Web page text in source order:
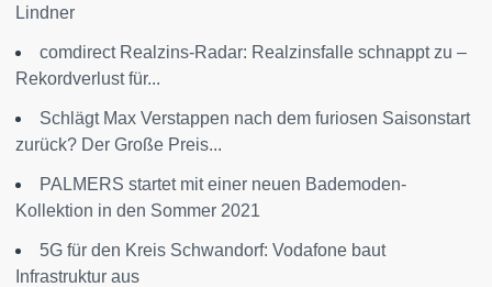
Lindner
comdirect Realzins-Radar: Realzinsfalle schnappt zu –
Rekordverlust für...
Schlägt Max Verstappen nach dem furiosen Saisonstart
zurück? Der Große Preis...
PALMERS startet mit einer neuen Bademoden-
Kollektion in den Sommer 2021
5G für den Kreis Schwandorf: Vodafone baut
Infrastruktur aus